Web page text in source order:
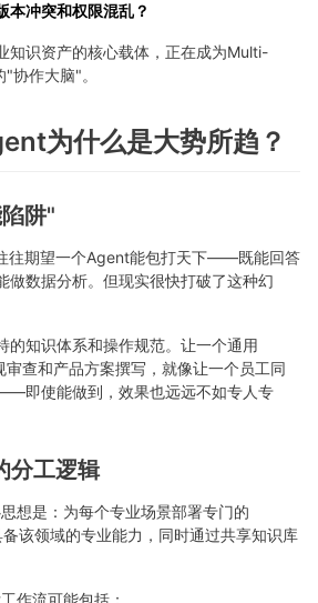
本冲突和权限混乱？
知识资产的核心载体，正在成为Multi-
协作大脑"。
为什么是大势所趋？
阱"
往期望一个Agent能包打天下——既能回答
做数据分析。但现实很快打破了这种幻
的知识体系和操作规范。让一个通用
查和产品方案撰写，就像让一个员工同
即使能做到，效果也远远不如专人专
分工逻辑
想是：为每个专业场景部署专门的
该领域的专业能力，同时通过共享知识库
作流可能包括：